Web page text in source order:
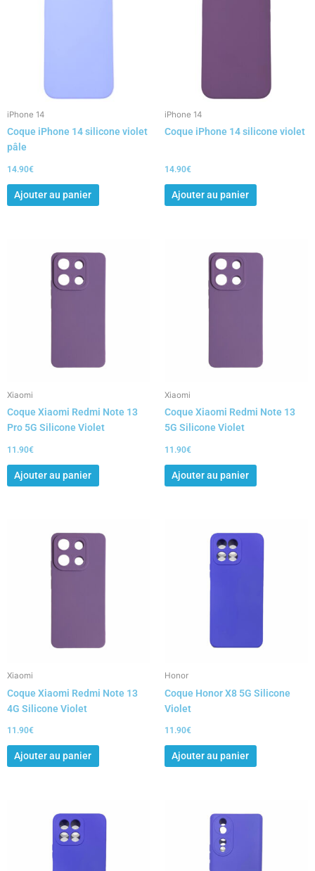
iPhone 14
Coque iPhone 14 silicone violet
pâle
14.90€
Ajouter au panier
iPhone 14
Coque iPhone 14 silicone violet
14.90€
Ajouter au panier
Xiaomi
Coque Xiaomi Redmi Note 13
Pro 5G Silicone Violet
11.90€
Ajouter au panier
Xiaomi
Coque Xiaomi Redmi Note 13
5G Silicone Violet
11.90€
Ajouter au panier
Xiaomi
Coque Xiaomi Redmi Note 13
4G Silicone Violet
11.90€
Ajouter au panier
Honor
Coque Honor X8 5G Silicone
Violet
11.90€
Ajouter au panier